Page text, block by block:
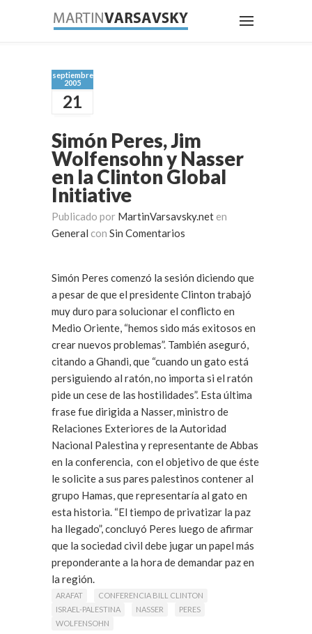
septiembre
2005
21
Simón Peres, Jim
Wolfensohn y Nasser
en la Clinton Global
Initiative
Publicado por MartinVarsavsky.net en
General con Sin Comentarios
Simón Peres comenzó la sesión diciendo que
a pesar de que el presidente Clinton trabajó
muy duro para solucionar el conflicto en
Medio Oriente, “hemos sido más exitosos en
crear nuevos problemas”. También aseguró,
citando a Ghandi, que “cuando un gato está
persiguiendo al ratón, no importa si el ratón
pide un cese de las hostilidades”. Esta última
frase fue dirigida a Nasser, ministro de
Relaciones Exteriores de la Autoridad
Nacional Palestina y representante de Abbas
en la conferencia, con el objetivo de que éste
le solicite a sus pares palestinos contener al
grupo Hamas, que representaría al gato en
esta historia. “El tiempo de privatizar la paz
ha llegado”, concluyó Peres luego de afirmar
que la sociedad civil debe jugar un papel más
preponderante a la hora de demandar paz en
la región.
Leer Más
ARAFAT
CONFERENCIA BILL CLINTON
ISRAEL-PALESTINA
NASSER
PERES
WOLFENSOHN